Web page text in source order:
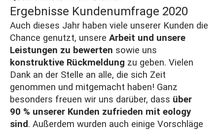
Ergebnisse Kundenumfrage 2020
Auch dieses Jahr haben viele unserer Kunden die
Chance genutzt, unsere Arbeit und unsere
Leistungen zu bewerten sowie uns
konstruktive Rückmeldung zu geben. Vielen
Dank an der Stelle an alle, die sich Zeit
genommen und mitgemacht haben! Ganz
besonders freuen wir uns darüber, dass über
90 % unserer Kunden zufrieden mit eology
sind. Außerdem wurden auch einige Vorschläge